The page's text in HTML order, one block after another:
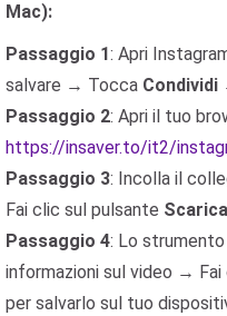
Mac):
Passaggio 1: Apri
salvare → Tocca Condividi
Passaggio 2: Apri il tuo
https://insaver.to/it2/
Passaggio 3: Incolla il
Fai clic sul pulsante Scarica
Passaggio 4: Lo
informazioni sul video →
per salvarlo sul tuo